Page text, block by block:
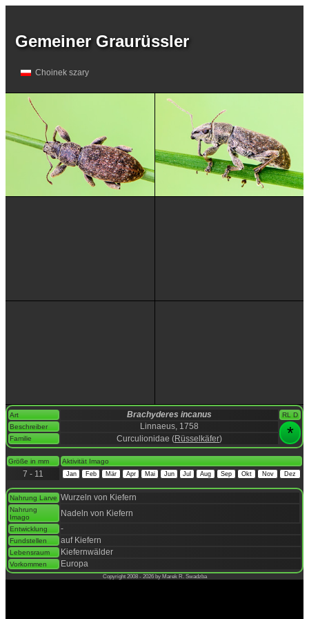
Gemeiner Graurüssler
Choinek szary
Art Brachyderes incanus
RL D
Beschreiber
Linnaeus, 1758 *
Familie Curculionidae (Rüsselkäfer)
Größe in mm Aktivität Imago
7 - 11 Jan Feb Mär Apr Mai Jun Jul Aug Sep Okt Nov Dez
Nahrung Larve Wurzeln von Kiefern
Nahrung
Imago
Nadeln von Kiefern
Entwicklung -
Fundstellen auf Kiefern
Lebensraum Kiefernwälder
Vorkommen Europa
Copyright 2008 - 2026 by Marek R. Swadzba